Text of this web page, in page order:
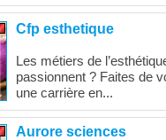
Cfp esthetique
Les métiers de
passionnent ? Faites de
une carrière en...
Aurore sciences